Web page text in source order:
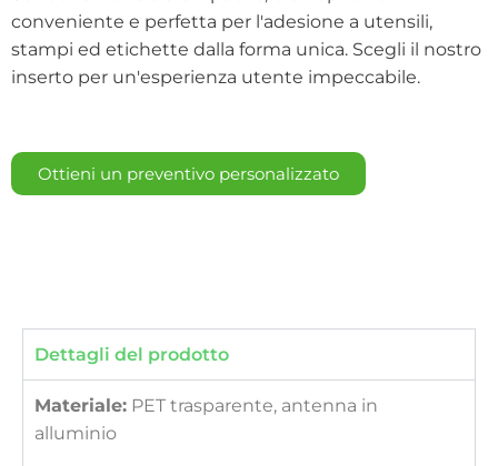
conveniente e perfetta per l'adesione a utensili,
stampi ed etichette dalla forma unica. Scegli il nostro
inserto per un'esperienza utente impeccabile.
Ottieni un preventivo personalizzato
Dettagli del prodotto
Materiale: PET trasparente, antenna in
alluminio